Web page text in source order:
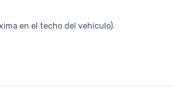
en el techo del vehículo).